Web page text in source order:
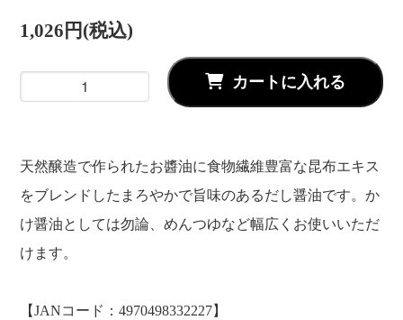
1,026円(税込)
カートに入れる
天然醸造で作られたお醬油に食物繊維豊富な昆布エキス
をブレンドしたまろやかで旨味のあるだし醤油です。か
け醤油としては勿論、めんつゆなど幅広くお使いいただ
けます。
【JANコード：4970498332227】